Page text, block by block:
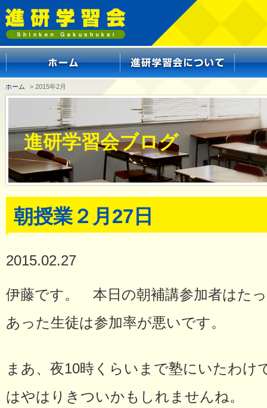
ホーム > 2015年2月
進研学習会ブログ
朝授業２月27日
2015.02.27
伊藤です。 本日の朝補講参加者はた
あった生徒は参加率が悪いです。
まあ、夜10時くらいまで塾にいたわけ
はやはりきついかもしれませんね。